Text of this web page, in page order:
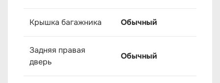
Крышка багажника Обычный
Задняя правая
дверь
Обычный